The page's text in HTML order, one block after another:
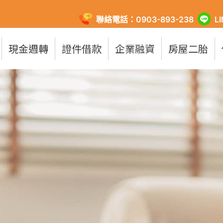
聯絡電話：0903-893-238
現金週轉 證件借款 企業融資 房屋二胎